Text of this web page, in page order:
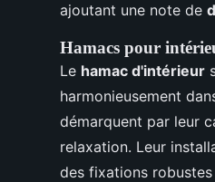
ajoutant une note de
Hamacs pour
Le hamac d'intérieur
harmonieusement
démarquent par leur
relaxation. Leur
des fixations